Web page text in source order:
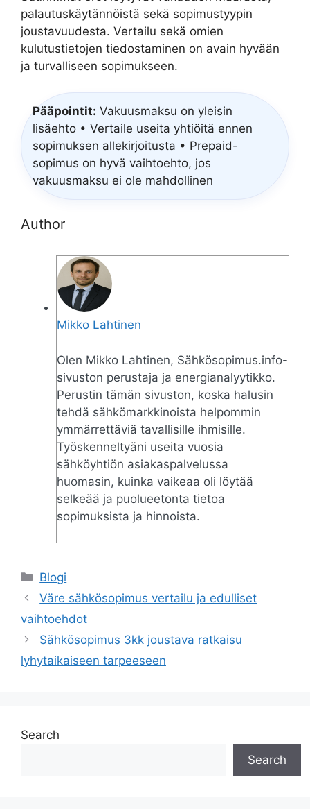
palautuskäytännöistä sekä sopimustyypin
joustavuudesta. Vertailu sekä omien
kulutustietojen tiedostaminen on avain hyvään
ja turvalliseen sopimukseen.
Pääpointit: Vakuusmaksu on yleisin
lisäehto • Vertaile useita yhtiöitä ennen
sopimuksen allekirjoitusta • Prepaid-
sopimus on hyvä vaihtoehto, jos
vakuusmaksu ei ole mahdollinen
Author
Mikko Lahtinen
Olen Mikko Lahtinen, Sähkösopimus.info-
sivuston perustaja ja energianalyytikko.
Perustin tämän sivuston, koska halusin
tehdä sähkömarkkinoista helpommin
ymmärrettäviä tavallisille ihmisille.
Työskenneltyäni useita vuosia
sähköyhtiön asiakaspalvelussa
huomasin, kuinka vaikeaa oli löytää
selkeää ja puolueetonta tietoa
sopimuksista ja hinnoista.
Categories
Blogi
Väre sähkösopimus vertailu ja edulliset
vaihtoehdot
Sähkösopimus 3kk joustava ratkaisu
lyhytaikaiseen tarpeeseen
Search
Search